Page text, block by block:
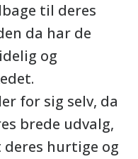
til deres
da har de
og
for sig selv, da
brede udvalg,
hurtige og